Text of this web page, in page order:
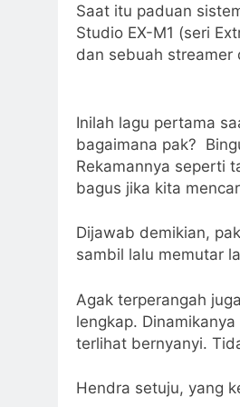
Saat itu paduan
Studio EX-M1 (seri
dan sebuah streamer
Inilah lagu pertama
bagaimana pak?
Rekamannya seperti
bagus jika kita
Dijawab demikian,
sambil lalu memutar
Agak terperangah
lengkap.
terlihat bernyanyi.
Hendra setuju, yang